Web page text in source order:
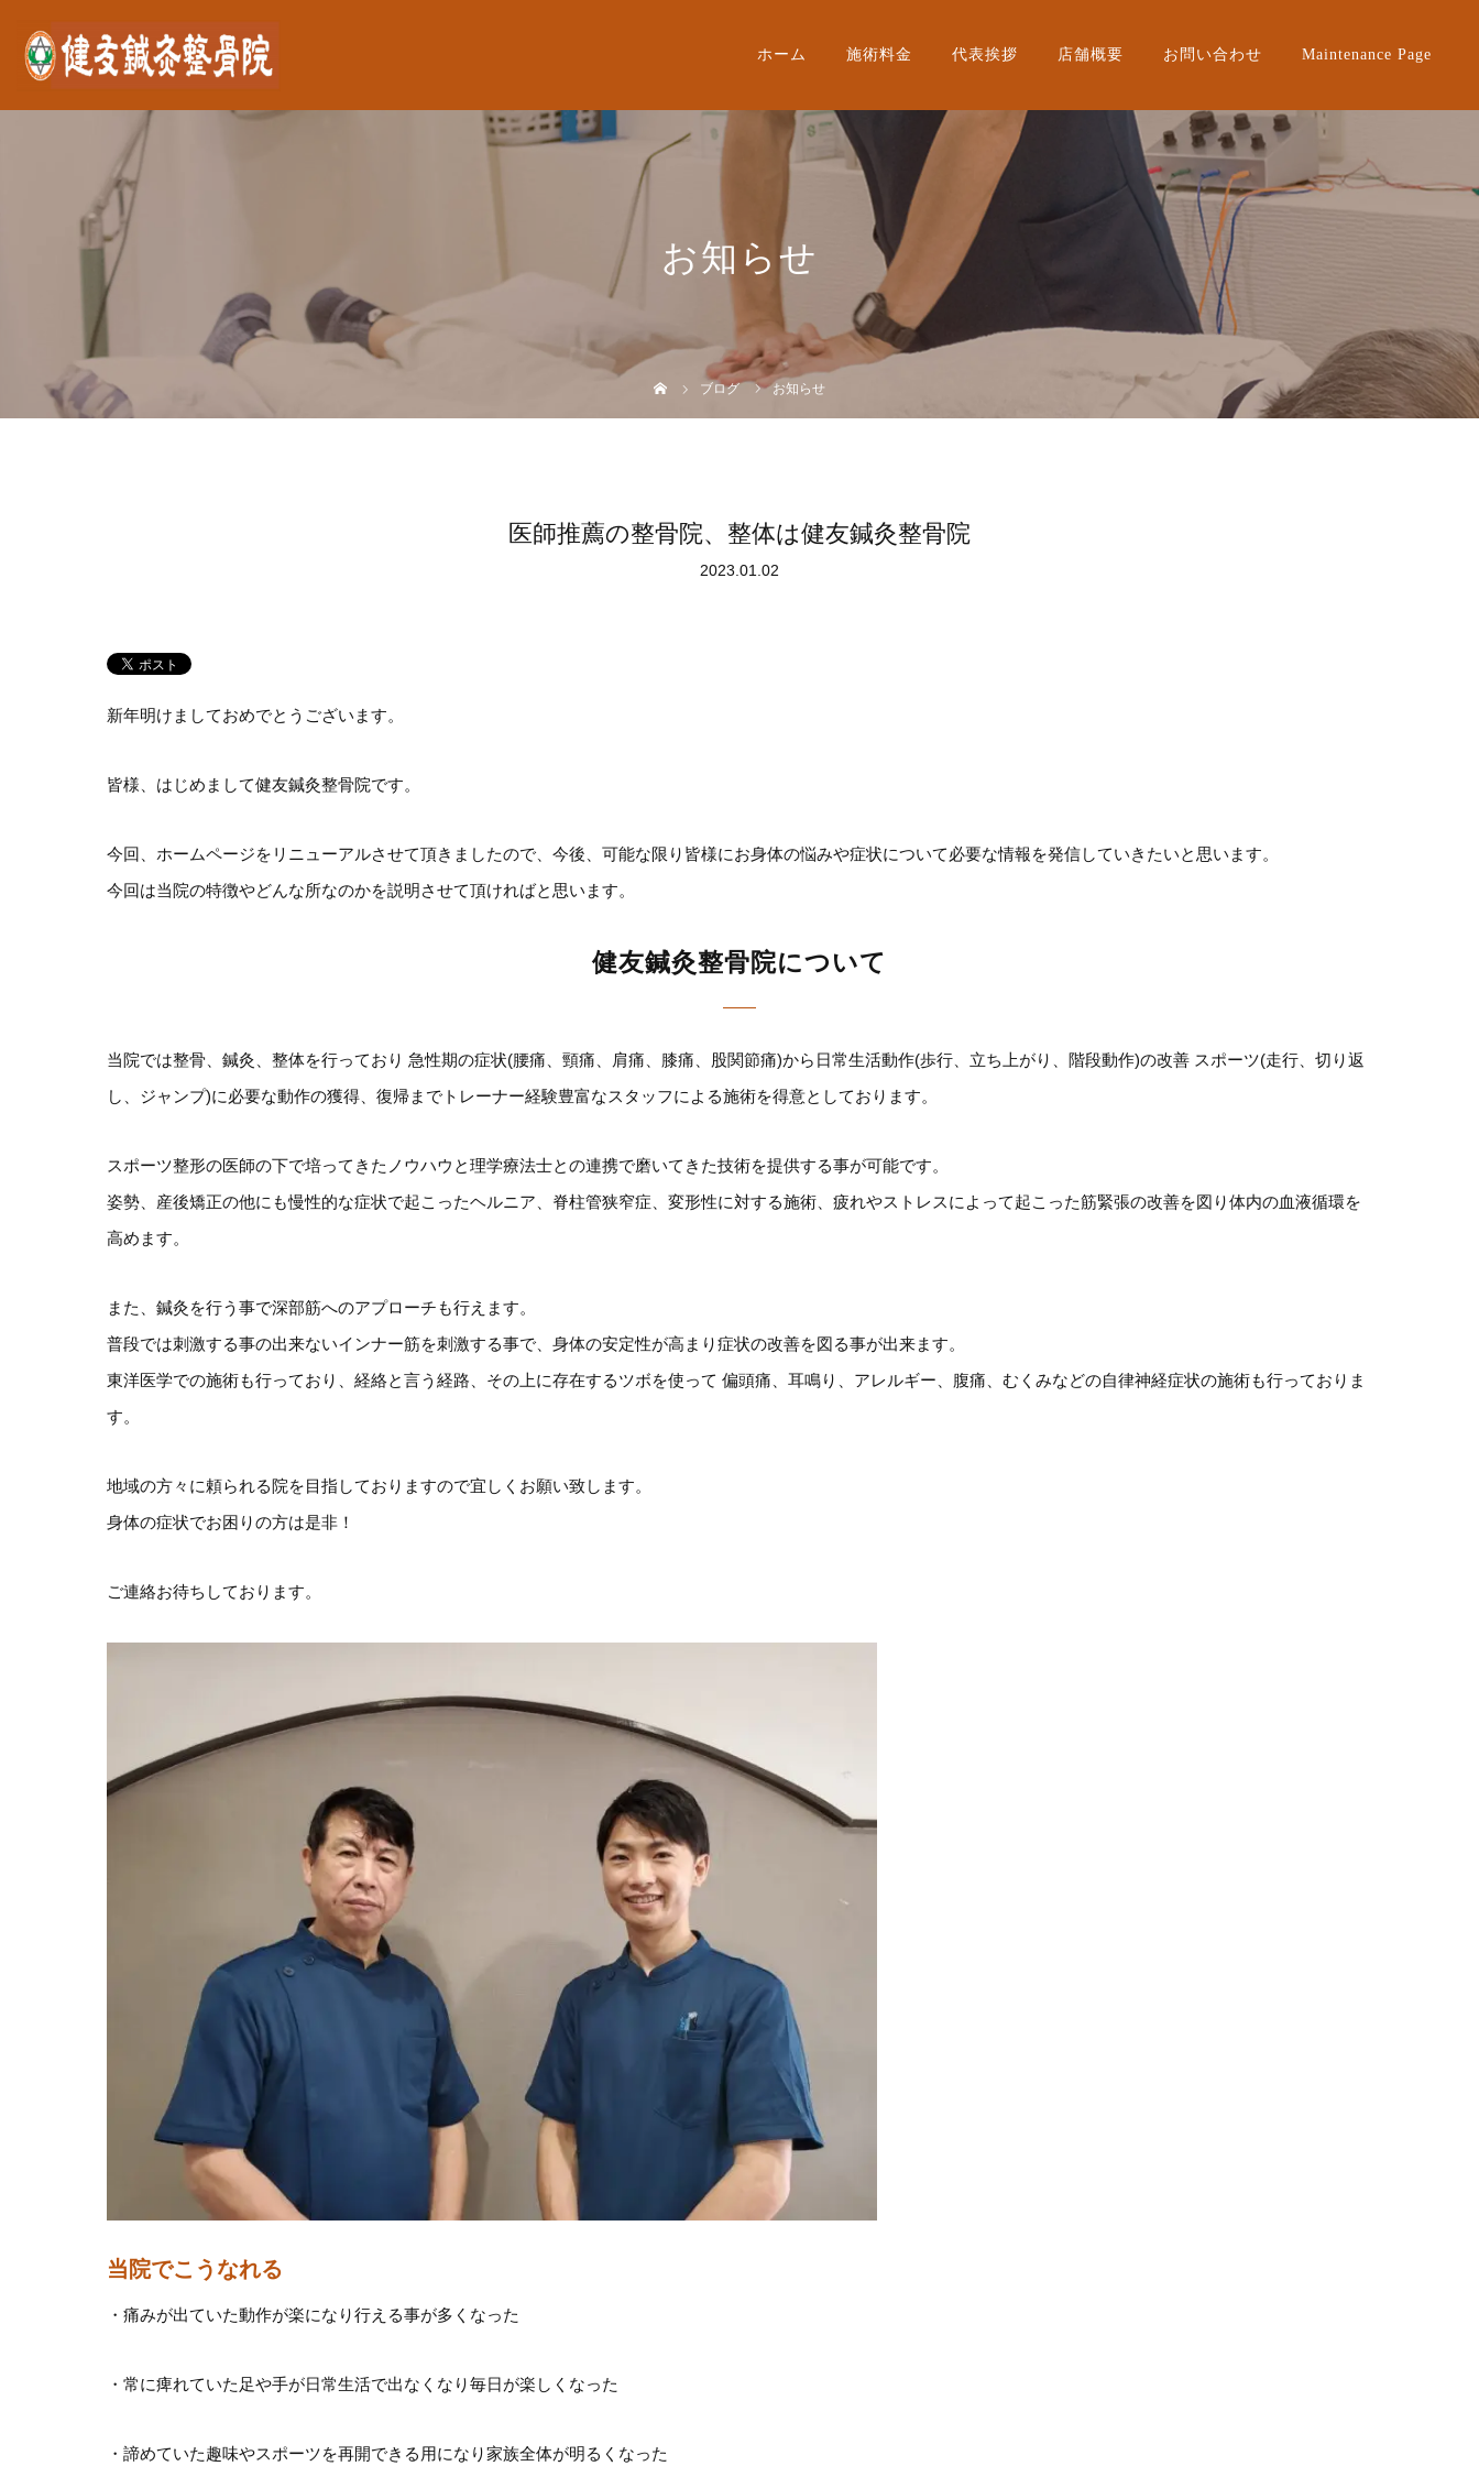
ホーム 施術料金 代表挨拶 店舗概要 お問い合わせ Maintenance Page
お知らせ
ブログ お知らせ
医師推薦の整骨院、整体は健友鍼灸整骨院
2023.01.02
新年明けましておめでとうございます。
皆様、はじめまして健友鍼灸整骨院です。
今回、ホームページをリニューアルさせて頂きましたので、今後、可能な限り皆様にお身体の悩みや症状について必要な情報を発信していきたいと思います。
今回は当院の特徴やどんな所なのかを説明させて頂ければと思います。
健友鍼灸整骨院について
当院では整骨、鍼灸、整体を行っており 急性期の症状(腰痛、頸痛、肩痛、膝痛、股関節痛)から日常生活動作(歩行、立ち上がり、階段動作)の改善 スポーツ(走行、切り返
し、ジャンプ)に必要な動作の獲得、復帰までトレーナー経験豊富なスタッフによる施術を得意としております。
スポーツ整形の医師の下で培ってきたノウハウと理学療法士との連携で磨いてきた技術を提供する事が可能です。
姿勢、産後矯正の他にも慢性的な症状で起こったヘルニア、脊柱管狭窄症、変形性に対する施術、疲れやストレスによって起こった筋緊張の改善を図り体内の血液循環を
高めます。
また、鍼灸を行う事で深部筋へのアプローチも行えます。
普段では刺激する事の出来ないインナー筋を刺激する事で、身体の安定性が高まり症状の改善を図る事が出来ます。
東洋医学での施術も行っており、経絡と言う経路、その上に存在するツボを使って 偏頭痛、耳鳴り、アレルギー、腹痛、むくみなどの自律神経症状の施術も行っておりま
す。
地域の方々に頼られる院を目指しておりますので宜しくお願い致します。
身体の症状でお困りの方は是非！
ご連絡お待ちしております。
当院でこうなれる
・痛みが出ていた動作が楽になり行える事が多くなった
・常に痺れていた足や手が日常生活で出なくなり毎日が楽しくなった
・諦めていた趣味やスポーツを再開できる用になり家族全体が明るくなった